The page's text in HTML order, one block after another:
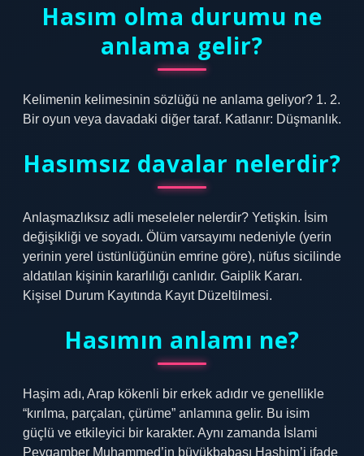
Hasım olma durumu ne
anlama gelir?
Kelimenin kelimesinin sözlüğü ne anlama geliyor? 1. 2.
Bir oyun veya davadaki diğer taraf. Katlanır: Düşmanlık.
Hasımsız davalar nelerdir?
Anlaşmazlıksız adli meseleler nelerdir? Yetişkin. İsim
değişikliği ve soyadı. Ölüm varsayımı nedeniyle (yerin
yerinin yerel üstünlüğünün emrine göre), nüfus sicilinde
aldatılan kişinin kararlılığı canlıdır. Gaiplik Kararı.
Kişisel Durum Kayıtında Kayıt Düzeltilmesi.
Hasımın anlamı ne?
Haşim adı, Arap kökenli bir erkek adıdır ve genellikle
“kırılma, parçalan, çürüme” anlamına gelir. Bu isim
güçlü ve etkileyici bir karakter. Aynı zamanda İslami
Peygamber Muhammed’in büyükbabası Hashim’i ifade